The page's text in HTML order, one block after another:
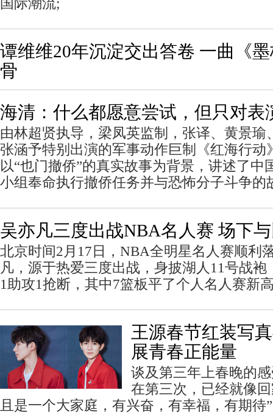
国际潮流;
谭维维20年沉淀交出答卷 一曲《
骨
海清：什么都愿意尝试，但只对表
由林超贤执导，梁凤英监制，张译、黄景瑜
张涵予特别出演的军事动作巨制《红海行动
以“也门撤侨”的真实故事为背景，讲述了中
小组奉命执行撤侨任务并与恐怖分子斗争的
吴亦凡三度出战NBA名人赛 场下
北京时间2月17日，NBA全明星名人赛顺利
凡，源于热爱三度出战，身披湖人11号战袍
1助攻1抢断，其中7篮板平了个人名人赛新
王源春节红装写
展青春正能量
谈及第三年上春晚的
在第三次，已经就像
且是一个大家庭，有兴奋，有幸福，有期待